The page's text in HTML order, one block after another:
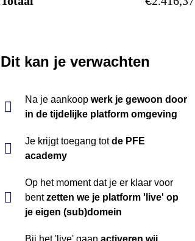
Dit kan je verwachten
Na je aankoop werk je gewoon door
in de tijdelijke platform omgeving
Je krijgt toegang totde PFE
academy
Op het moment dat je er klaar voor
bentzetten we je platform 'live' op
je eigen (sub)domein
Bij het 'live' gaan activeren wij